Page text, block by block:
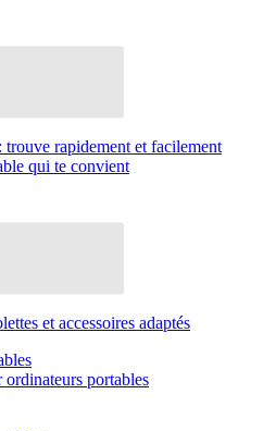
rapidement et facilement
qui te convient
et accessoires adaptés
ordinateurs portables